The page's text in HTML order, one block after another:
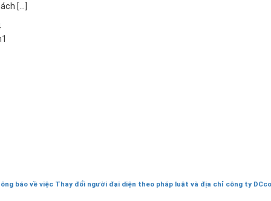
[...]
báo về việc Thay đổi người đại diện theo pháp luật và địa chỉ công ty